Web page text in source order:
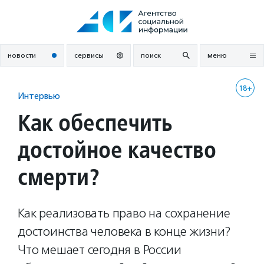
новости сервисы поиск меню
18+
Интервью
Как обеспечить
достойное качество
смерти?
Как реализовать право на сохранение
достоинства человека в конце жизни?
Что мешает сегодня в России